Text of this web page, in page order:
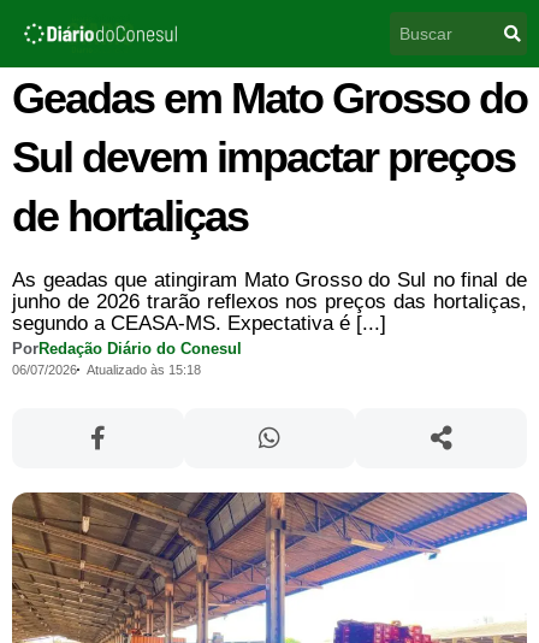
para
conteúdo
Geadas em Mato Grosso do
Sul devem impactar preços
de hortaliças
As geadas que atingiram Mato Grosso do Sul no final de
junho de 2026 trarão reflexos nos preços das hortaliças,
segundo a CEASA-MS. Expectativa é [...]
PorRedação Diário do Conesul
06/07/2026 Atualizado às 15:18